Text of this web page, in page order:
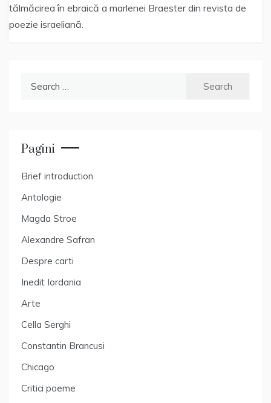
tălmăcirea în ebraică a marlenei Braester din revista de
poezie israeliană.
Pagini
Brief introduction
Antologie
Magda Stroe
Alexandre Safran
Despre carti
Inedit Iordania
Arte
Cella Serghi
Constantin Brancusi
Chicago
Critici poeme